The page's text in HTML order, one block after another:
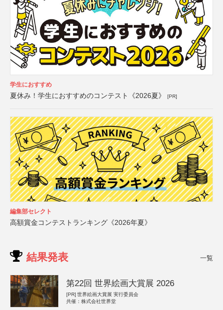
学生におすすめ
夏休み！学生におすすめのコンテスト《2026夏》 [PR]
編集部セレクト
高額賞金コンテストランキング《2026年夏》
結果発表 一覧
第22回 世界絵画大賞展 2026
[PR] 世界絵画大賞展 実行委員会
共催：株式会社世界堂